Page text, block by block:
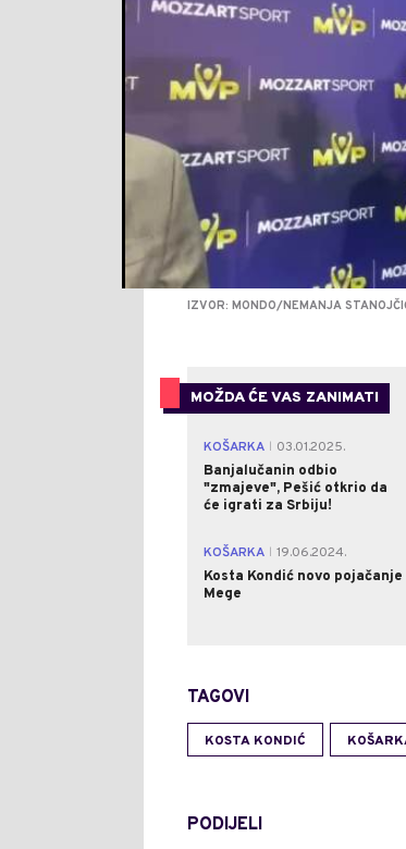
IZVOR: MONDO/NEMANJA
MOŽDA ĆE VAS ZANIMATI
KOŠARKA
03.01.2025.
Banjalučanin odbio
"zmajeve", Pešić otkrio da
će igrati za Srbiju!
KOŠARKA
19.06.2024.
Kosta Kondić novo pojačanje
Mege
TAGOVI
KOSTA KONDIĆ
PODIJELI